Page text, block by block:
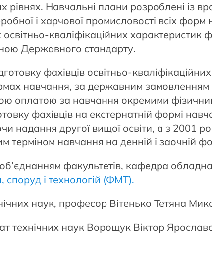
рівнях. Навчальні плани розроблені із
і харчової промисловості всіх
кваліфікаційних характеристик
Державного стандарту.
фахівців освітньо-кваліфікаційних
навчання, за державним замовленням
оплатою за навчання окремими
фахівців на екстернатній формі
надання другої вищої освіти, а з
терміном навчання на денній і заочній
факультетів, кафедра
споруд і технологій (ФМТ).
наук, професор Вітенько Тетяна
технічних наук Ворощук Віктор